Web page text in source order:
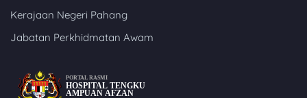
Kerajaan Negeri Pahang
Jabatan Perkhidmatan Awam